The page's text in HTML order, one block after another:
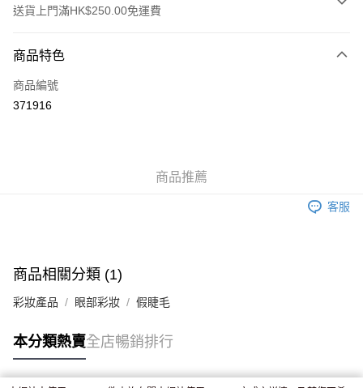
送貨上門滿HK$250.00免運費
信用卡
Apple Pay
付款後門市自取，訂單確認後2-4個工作天到店，7天內取。逾期後
商品特色
商品編號
371916
商品推薦
客服
商品相關分類 (1)
彩妝產品 眼部彩妝 假睫毛
本分類熱賣全店暢銷排行